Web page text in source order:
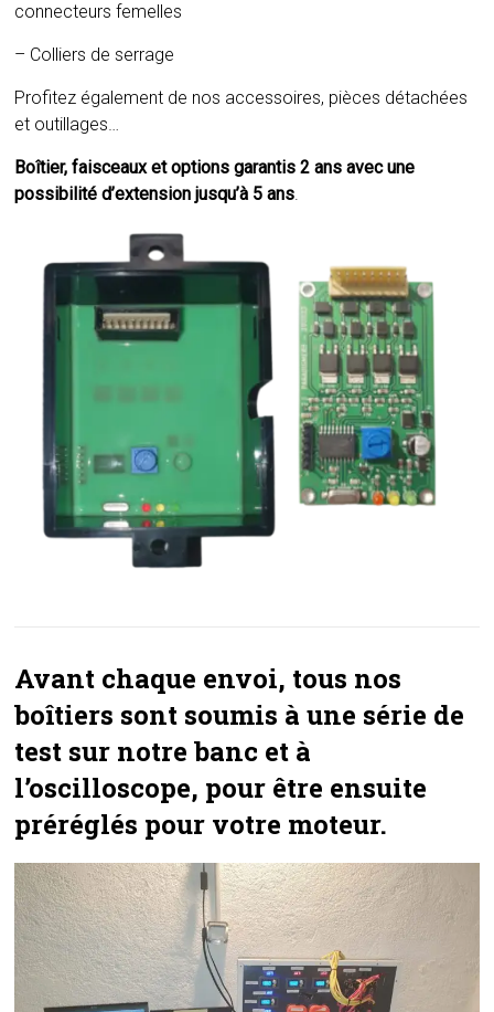
connecteurs femelles
– Colliers de serrage
Profitez également de nos accessoires, pièces détachées
et outillages…
Boîtier, faisceaux et options garantis 2 ans avec une
possibilité d’extension jusqu’à 5 ans.
Avant chaque envoi, tous nos
boîtiers sont soumis à une série de
test sur notre banc et à
l’oscilloscope, pour être ensuite
préréglés pour votre moteur.